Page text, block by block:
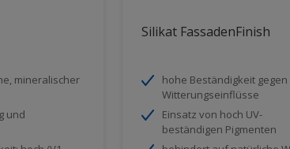
mineralischer
und
Silikat FassadenFinish
hohe Beständigkeit gegen
Witterungseinflüsse
Einsatz von hoch UV-
beständigen Pigmenten